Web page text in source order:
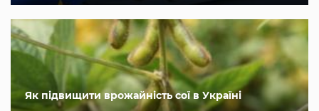
Як підвищити врожайність сої в Україні